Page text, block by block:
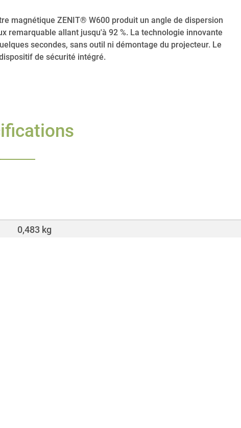
magnétique ZENIT® W600 produit un angle de dispersion
remarquable allant jusqu'à 92 %. La technologie innovante
secondes, sans outil ni démontage du projecteur. Le
de sécurité intégré.
0,483 kg